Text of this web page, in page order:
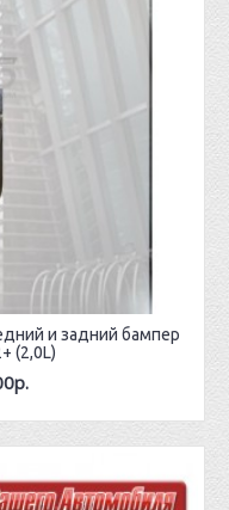
и задний бампер
(2,0L)